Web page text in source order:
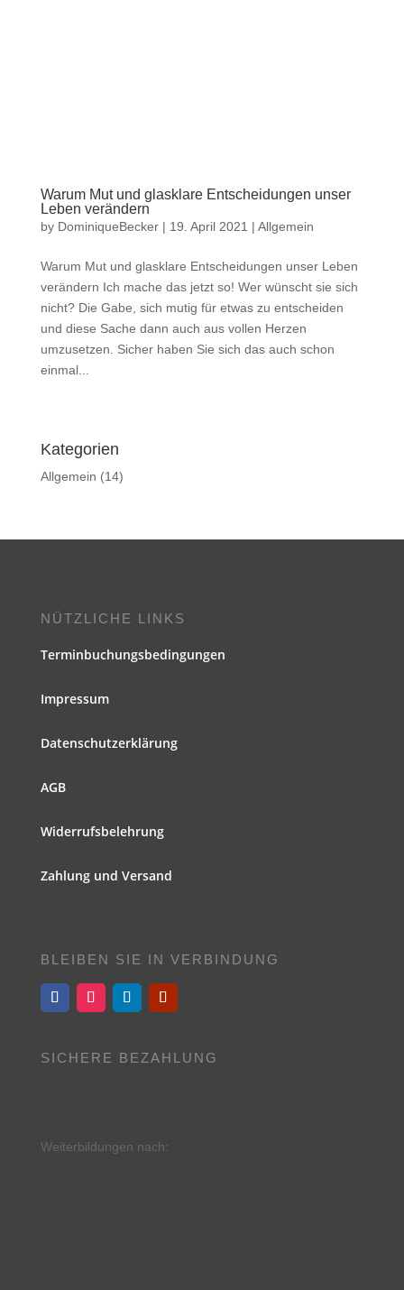
Warum Mut und glasklare Entscheidungen unser
Leben verändern
by DominiqueBecker| 19. April 2021 | Allgemein
Warum Mut und glasklare Entscheidungen unser Leben
verändern Ich mache das jetzt so! Wer wünscht sie sich
nicht? Die Gabe, sich mutig für etwas zu entscheiden
und diese Sache dann auch aus vollen Herzen
umzusetzen. Sicher haben Sie sich das auch schon
einmal...
Kategorien
Allgemein (14)
NÜTZLICHE LINKS
Terminbuchungsbedingungen
Impressum
Datenschutzerklärung
AGB
Widerrufsbelehrung
Zahlung und Versand
BLEIBEN SIE IN VERBINDUNG
SICHERE BEZAHLUNG
Weiterbildungen nach: